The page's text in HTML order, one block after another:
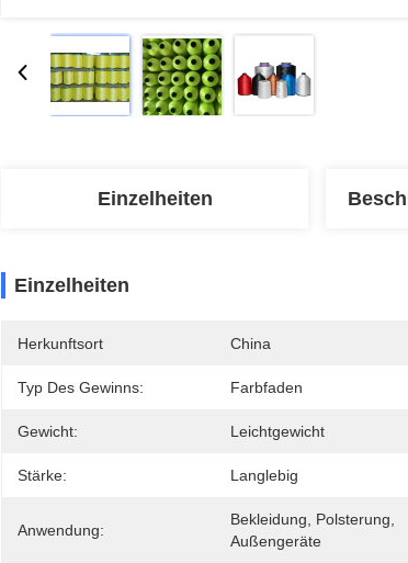
Einzelheiten
Einzelheiten
Herkunftsort China
Typ Des Gewinns: Farbfaden
Gewicht: Leichtgewicht
Stärke: Langlebig
Anwendung:
Bekleidung, Polsterung,
Außengeräte